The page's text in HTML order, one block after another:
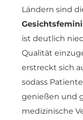
Ländern sind
ist deutlich
Qualität
erstreckt sich
sodass
genießen und
medizinische